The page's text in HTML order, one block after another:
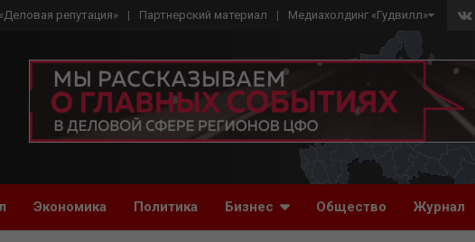
репутация» Партнерский материал Медиахолдинг «Гудвилл»
Экономика Политика Бизнес Общество Журнал